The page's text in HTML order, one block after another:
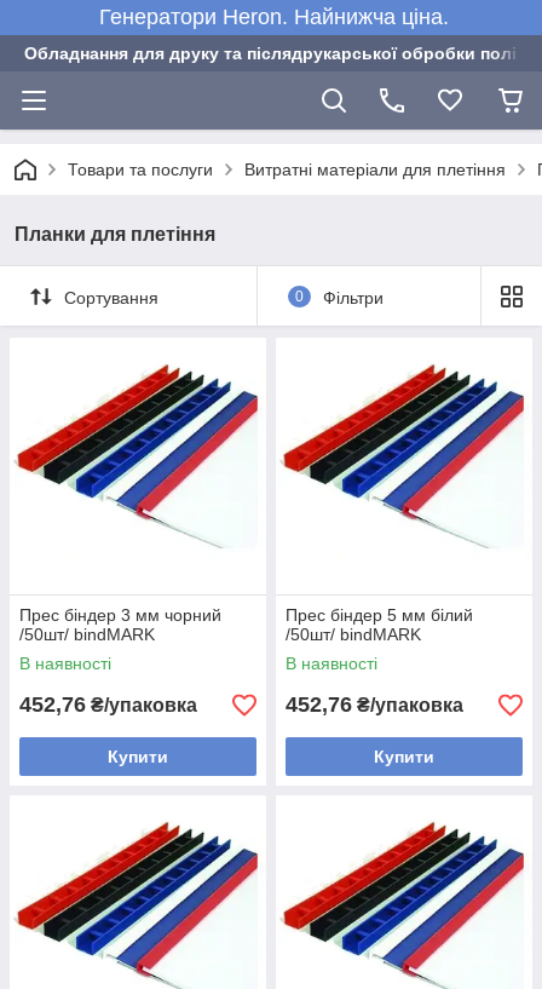
Генератори Heron. Найнижча ціна.
Обладнання для друку та післядрукарської обробки
Товари та послуги Витратні матеріали для плетіння
Планки для плетіння
Сортування 0 Фільтри
Прес біндер 3 мм чорний
/50шт/ bindMARK
В наявності
452,76 ₴/упаковка
Купити
Прес біндер 5 мм білий
/50шт/ bindMARK
В наявності
452,76 ₴/упаковка
Купити